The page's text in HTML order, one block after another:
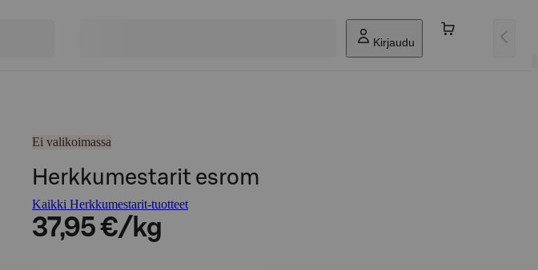
Kirjaudu
Ei valikoimassa
Herkkumestarit esrom
Kaikki Herkkumestarit-tuotteet
37,95 €/kg